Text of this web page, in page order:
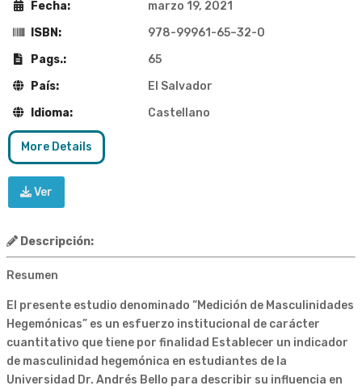
Fecha:
marzo 19, 2021
ISBN:
978-99961-65–32-0
Pags.:
65
País:
El Salvador
Idioma:
Castellano
More Details
Ver
Descripción:
Resumen
El presente estudio denominado “Medición de Masculinidades
Hegemónicas” es un esfuerzo institucional de carácter
cuantitativo que tiene por finalidad Establecer un indicador
de masculinidad hegemónica en estudiantes de la
Universidad Dr. Andrés Bello para describir su influencia en